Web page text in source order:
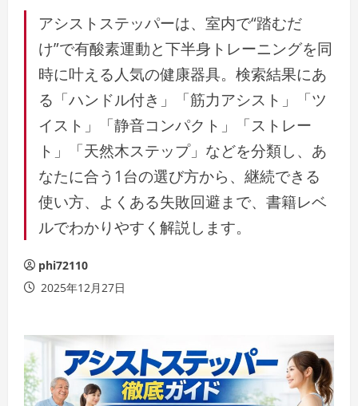
アシストステッパーは、室内で“踏むだ
け”で有酸素運動と下半身トレーニングを同
時に叶える人気の健康器具。検索結果にあ
る「ハンドル付き」「筋力アシスト」「ツ
イスト」「静音コンパクト」「ストレー
ト」「天然木ステップ」などを分類し、あ
なたに合う1台の選び方から、継続できる
使い方、よくある失敗回避まで、書籍レベ
ルでわかりやすく解説します。
phi72110
2025年12月27日